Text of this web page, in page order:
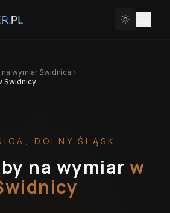
wymiarŚwidnica
Świdnicy
, DOLNY ŚLĄSK
na wymiar w